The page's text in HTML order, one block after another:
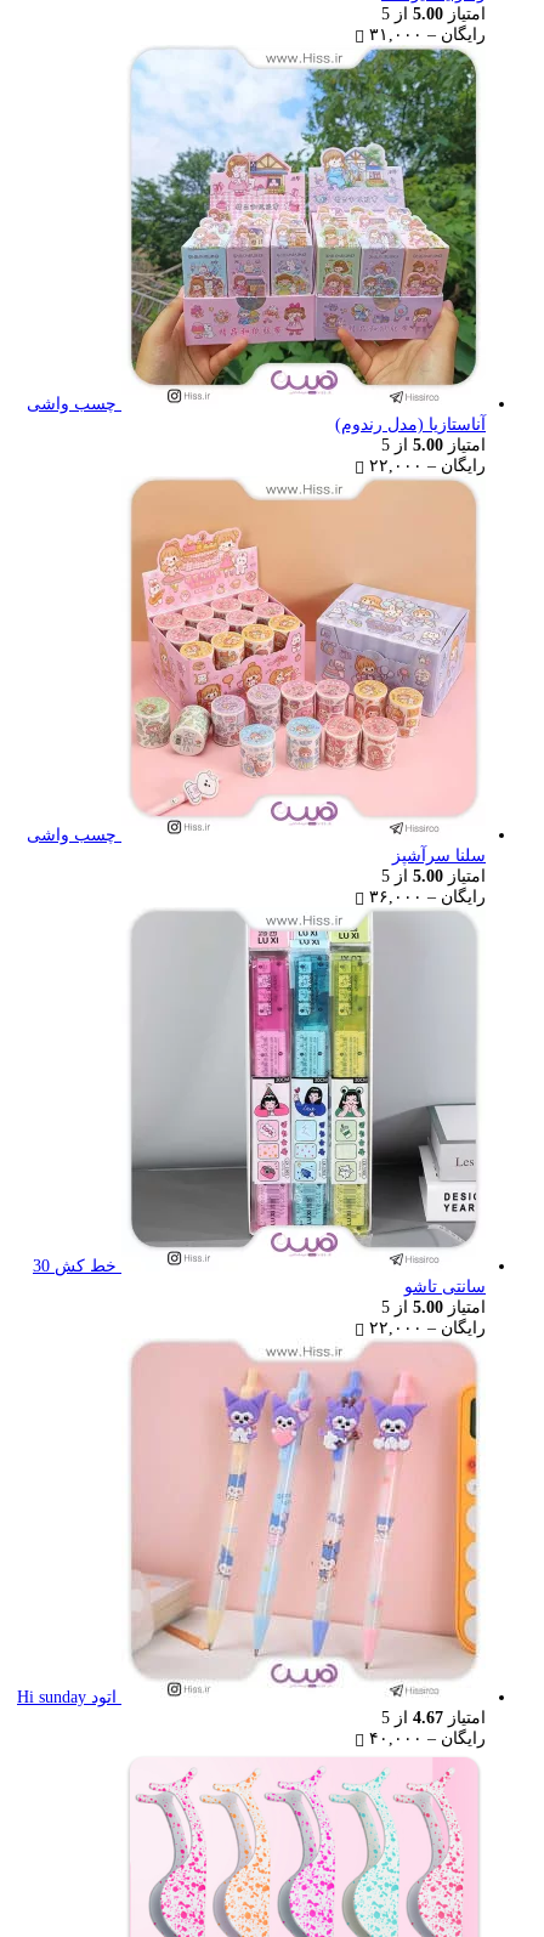
امتیاز 5.00 از 5
رایگان – ۳۱,۰۰۰
range:
رایگان
through
۳۱,۰۰۰ تومان
چسب واشی
آناستازیا (مدل رندوم)
امتیاز 5.00 از 5
رایگان – ۲۲,۰۰۰
range:
رایگان
چسب واشی
سلنا سرآشپز
امتیاز 5.00 از 5
رایگان – ۳۶,۰۰۰
range:
رایگان
through
۳۶,۰۰۰ تومان
خط کش 30
سانتی تاشو
امتیاز 5.00 از 5
رایگان – ۲۲,۰۰۰
range:
رایگان
through
۲۲,۰۰۰ تومان
اتود Hi sunday
امتیاز 4.67 از 5
رایگان – ۴۰,۰۰۰
range:
رایگان
through
۴۰,۰۰۰ تومان